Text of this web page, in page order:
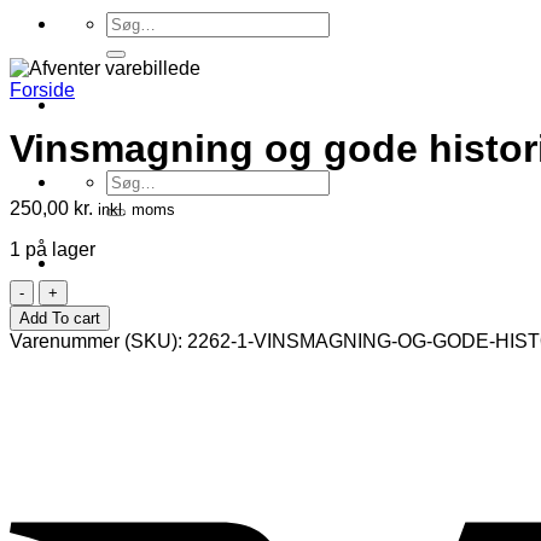
Søg
efter:
Søg
efter:
Forside
Vinsmagning og gode
250,00 kr. inkl. moms
1 på lager
Vinsmagning
og
gode
historier
Add To cart
Varenummer (SKU): 2262-1-VINSMAGNING-OG-GODE-